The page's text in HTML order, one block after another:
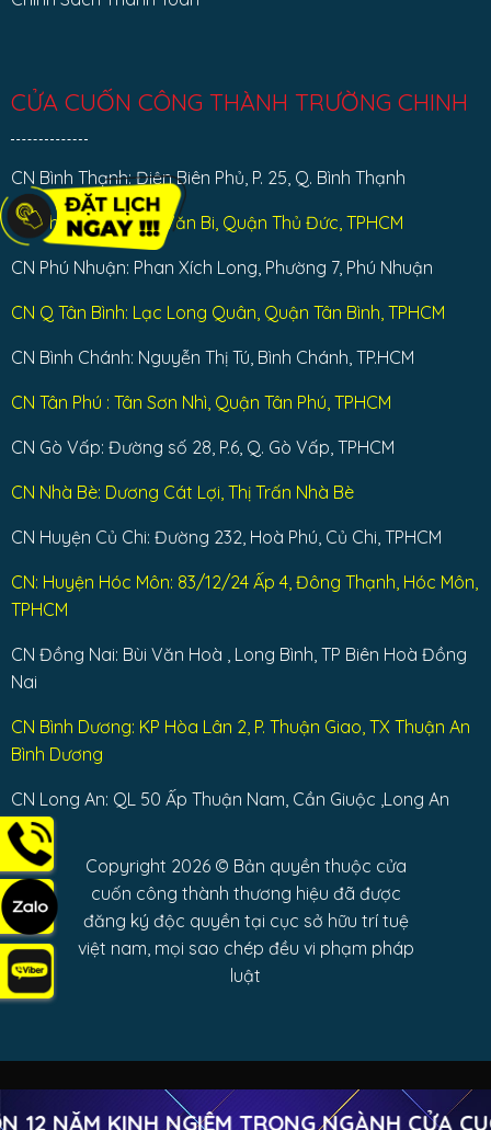
CỬA CUỐN CÔNG THÀNH TRƯỜNG CHINH
CN Bình Thạnh: Điện Biên Phủ, P. 25, Q. Bình Thạnh
CN Thủ Đức: Đặng Văn Bi, Quận Thủ Đức, TPHCM
CN Phú Nhuận: Phan Xích Long, Phường 7, Phú Nhuận
CN Q Tân Bình: Lạc Long Quân, Quận Tân Bình, TPHCM
CN Bình Chánh: Nguyễn Thị Tú, Bình Chánh, TP.HCM
CN Tân Phú : Tân Sơn Nhì, Quận Tân Phú, TPHCM
CN Gò Vấp: Đường số 28, P.6, Q. Gò Vấp, TPHCM
CN Nhà Bè: Dương Cát Lợi, Thị Trấn Nhà Bè
CN Huyện Củ Chi: Đường 232, Hoà Phú, Củ Chi, TPHCM
CN: Huyện Hóc Môn: 83/12/24 Ấp 4, Đông Thạnh, Hóc Môn,
TPHCM
CN Đồng Nai: Bùi Văn Hoà , Long Bình, TP Biên Hoà Đồng
Nai
CN Bình Dương: KP Hòa Lân 2, P. Thuận Giao, TX Thuận An
Bình Dương
CN Long An: QL 50 Ấp Thuận Nam, Cần Giuộc ,Long An
Copyright 2026 © Bản quyền thuộc cửa
cuốn công thành thương hiệu đã được
đăng ký độc quyền tại cục sở hữu trí tuệ
việt nam, mọi sao chép đều vi phạm pháp
luật
KINH NGIỆM TRONG NGÀNH CỬA CUỐN
Copyright 2026 ©Cửa cuốn Công Thành Trường Chinh